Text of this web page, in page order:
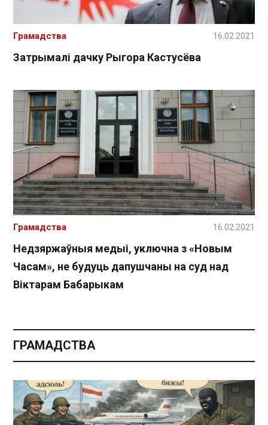
Затрымалі дачку Рыгора Кастусёва
Грамадства 16.02.2021
Недзяржаўныя медыі, уключна з «Новым
Часам», не будуць дапушчаны на суд над
Віктарам Бабарыкам
Грамадства 16.02.2021
ГРАМАДСТВА